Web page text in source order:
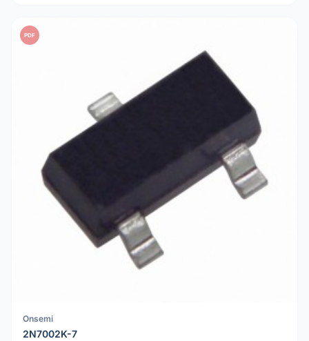
PDF
Onsemi
2N7002K-7